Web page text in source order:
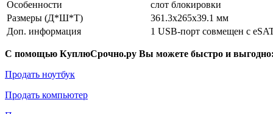
Особенности
слот блокировки
Размеры (Д*Ш*Т)
361.3x265x39.1 мм
Доп. информация
1 USB-порт совмещен с
С помощью КуплюСрочно.ру Вы можете быстро и
Продать ноутбук
Продать компьютер